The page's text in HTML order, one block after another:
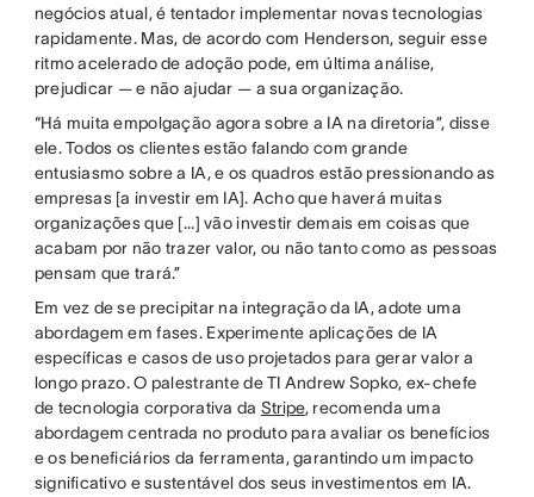
negócios atual, é tentador implementar novas tecnologias
rapidamente. Mas, de acordo com Henderson, seguir esse
ritmo acelerado de adoção pode, em última análise,
prejudicar — e não ajudar — a sua organização.
“Há muita empolgação agora sobre a IA na diretoria”, disse
ele. Todos os clientes estão falando com grande
entusiasmo sobre a IA, e os quadros estão pressionando as
empresas [a investir em IA]. Acho que haverá muitas
organizações que [...] vão investir demais em coisas que
acabam por não trazer valor, ou não tanto como as pessoas
pensam que trará.”
Em vez de se precipitar na integração da IA, adote uma
abordagem em fases. Experimente aplicações de IA
específicas e casos de uso projetados para gerar valor a
longo prazo. O palestrante de TI Andrew Sopko, ex-chefe
de tecnologia corporativa da Stripe, recomenda uma
abordagem centrada no produto para avaliar os benefícios
e os beneficiários da ferramenta, garantindo um impacto
significativo e sustentável dos seus investimentos em IA.